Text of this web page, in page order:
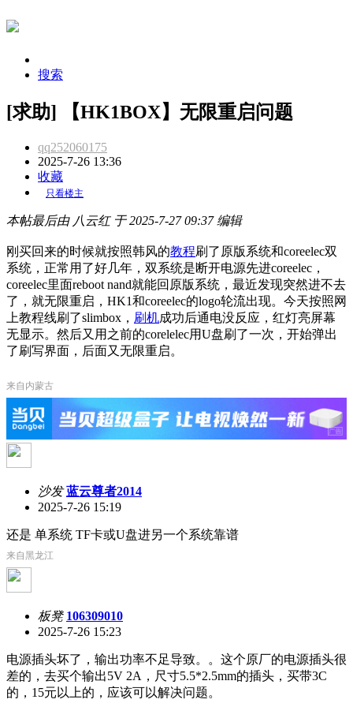
搜索
[求助] 【HK1BOX】无限重启问题
qq252060175
2025-7-26 13:36
收藏
只看楼主
本帖最后由 八云红 于 2025-7-27 09:37 编辑
刚买回来的时候就按照韩风的教程刷了原版系统和coreelec双
系统，正常用了好几年，双系统是断开电源先进coreelec，
coreelec里面reboot nand就能回原版系统，最近发现突然进不去
了，就无限重启，HK1和coreelec的logo轮流出现。今天按照网
上教程线刷了slimbox， 刷机成功后通电没反应，红灯亮屏幕
无显示。然后又用之前的corelelec用U盘刷了一次，开始弹出
了刷写界面，后面又无限重启。
来自内蒙古
沙发 蓝云尊者2014
2025-7-26 15:19
还是 单系统 TF卡或U盘进另一个系统靠谱
来自黑龙江
板凳 106309010
2025-7-26 15:23
电源插头坏了，输出功率不足导致。。这个原厂的电源插头很
差的，去买个输出5V 2A，尺寸5.5*2.5mm的插头，买带3C
的，15元以上的，应该可以解决问题。